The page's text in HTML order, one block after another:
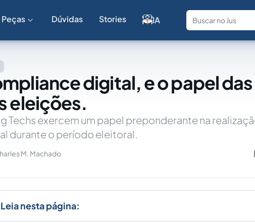
Peças Dúvidas Stories IA
Fale
digital, e o papel
eleições.
Techs exercem um papel preponderante na
durante o período eleitoral.
M. Machado
Leia nesta página: